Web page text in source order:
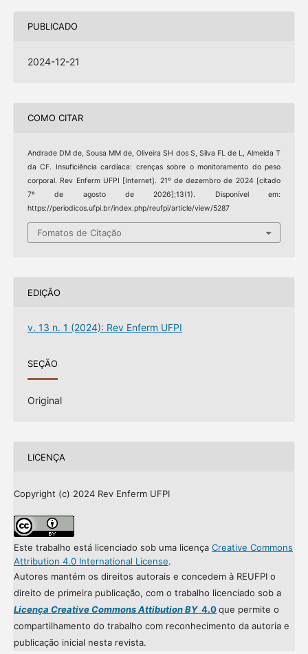
PUBLICADO
2024-12-21
COMO CITAR
Andrade DM de, Sousa MM de, Oliveira SH dos S, Silva FL de L, Almeida T
da CF. Insuficiência cardíaca: crenças sobre o monitoramento do peso
corporal. Rev Enferm UFPI [Internet]. 21º de dezembro de 2024 [citado
7º de agosto de 2026];13(1). Disponível em:
https://periodicos.ufpi.br/index.php/reufpi/article/view/5287
Fomatos de Citação
EDIÇÃO
v. 13 n. 1 (2024): Rev Enferm UFPI
SEÇÃO
Original
LICENÇA
Copyright (c) 2024 Rev Enferm UFPI
Este trabalho está licenciado sob uma licença Creative Commons
Attribution 4.0 International License.
Autores mantém os direitos autorais e concedem à REUFPI o
direito de primeira publicação, com o trabalho licenciado sob a
Licença Creative Commons Attibution BY4.0que permite o
compartilhamento do trabalho com reconhecimento da autoria e
publicação inicial nesta revista.